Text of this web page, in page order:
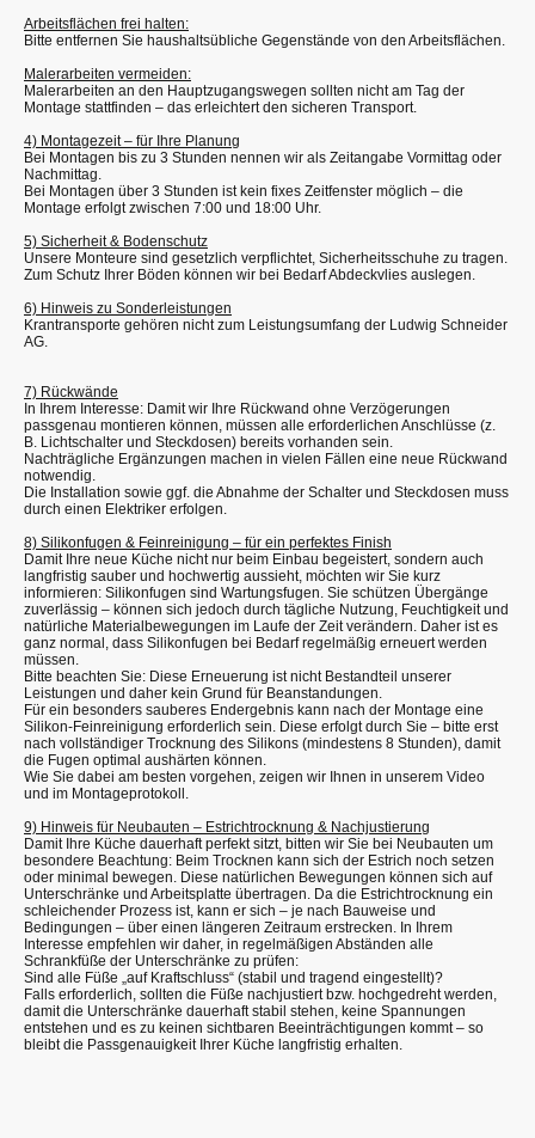
Arbeitsflächen frei halten:
Bitte entfernen Sie haushaltsübliche Gegenstände von den Arbeitsflächen.
Malerarbeiten vermeiden:
Malerarbeiten an den Hauptzugangswegen sollten nicht am Tag der
Montage stattfinden – das erleichtert den sicheren Transport.
4) Montagezeit – für Ihre Planung
Bei Montagen bis zu 3 Stunden nennen wir als Zeitangabe Vormittag oder
Nachmittag.
Bei Montagen über 3 Stunden ist kein fixes Zeitfenster möglich – die
Montage erfolgt zwischen 7:00 und 18:00 Uhr.
5) Sicherheit & Bodenschutz
Unsere Monteure sind gesetzlich verpflichtet, Sicherheitsschuhe zu tragen.
Zum Schutz Ihrer Böden können wir bei Bedarf Abdeckvlies auslegen.
6) Hinweis zu Sonderleistungen
Krantransporte gehören nicht zum Leistungsumfang der Ludwig Schneider
AG.
7) Rückwände
In Ihrem Interesse: Damit wir Ihre Rückwand ohne Verzögerungen
passgenau montieren können, müssen alle erforderlichen Anschlüsse (z.
B. Lichtschalter und Steckdosen) bereits vorhanden sein.
Nachträgliche Ergänzungen machen in vielen Fällen eine neue Rückwand
notwendig.
Die Installation sowie ggf. die Abnahme der Schalter und Steckdosen muss
durch einen Elektriker erfolgen.
8) Silikonfugen & Feinreinigung – für ein perfektes Finish
Damit Ihre neue Küche nicht nur beim Einbau begeistert, sondern auch
langfristig sauber und hochwertig aussieht, möchten wir Sie kurz
informieren: Silikonfugen sind Wartungsfugen. Sie schützen Übergänge
zuverlässig – können sich jedoch durch tägliche Nutzung, Feuchtigkeit und
natürliche Materialbewegungen im Laufe der Zeit verändern. Daher ist es
ganz normal, dass Silikonfugen bei Bedarf regelmäßig erneuert werden
müssen.
Bitte beachten Sie: Diese Erneuerung ist nicht Bestandteil unserer
Leistungen und daher kein Grund für Beanstandungen.
Für ein besonders sauberes Endergebnis kann nach der Montage eine
Silikon-Feinreinigung erforderlich sein. Diese erfolgt durch Sie – bitte erst
nach vollständiger Trocknung des Silikons (mindestens 8 Stunden), damit
die Fugen optimal aushärten können.
Wie Sie dabei am besten vorgehen, zeigen wir Ihnen in unserem Video
und im Montageprotokoll.
9) Hinweis für Neubauten – Estrichtrocknung & Nachjustierung
Damit Ihre Küche dauerhaft perfekt sitzt, bitten wir Sie bei Neubauten um
besondere Beachtung: Beim Trocknen kann sich der Estrich noch setzen
oder minimal bewegen. Diese natürlichen Bewegungen können sich auf
Unterschränke und Arbeitsplatte übertragen. Da die Estrichtrocknung ein
schleichender Prozess ist, kann er sich – je nach Bauweise und
Bedingungen – über einen längeren Zeitraum erstrecken. In Ihrem
Interesse empfehlen wir daher, in regelmäßigen Abständen alle
Schrankfüße der Unterschränke zu prüfen:
Sind alle Füße „auf Kraftschluss“ (stabil und tragend eingestellt)?
Falls erforderlich, sollten die Füße nachjustiert bzw. hochgedreht werden,
damit die Unterschränke dauerhaft stabil stehen, keine Spannungen
entstehen und es zu keinen sichtbaren Beeinträchtigungen kommt – so
bleibt die Passgenauigkeit Ihrer Küche langfristig erhalten.